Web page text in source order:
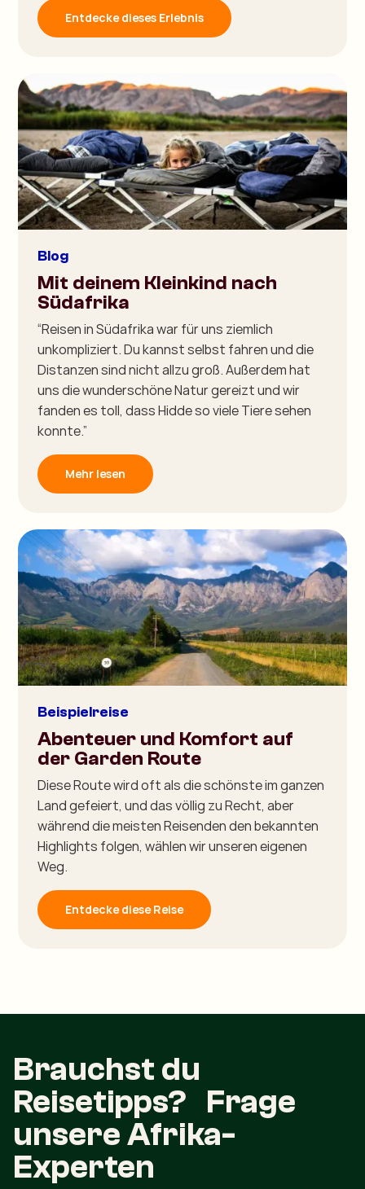
Entdecke dieses Erlebnis
Blog
Mit deinem Kleinkind nach
Südafrika
“Reisen in Südafrika war für uns ziemlich
unkompliziert. Du kannst selbst fahren und die
Distanzen sind nicht allzu groß. Außerdem hat
uns die wunderschöne Natur gereizt und wir
fanden es toll, dass Hidde so viele Tiere sehen
konnte.”
Mehr lesen
Beispielreise
Abenteuer und Komfort auf
der Garden Route
Diese Route wird oft als die schönste im ganzen
Land gefeiert, und das völlig zu Recht, aber
während die meisten Reisenden den bekannten
Highlights folgen, wählen wir unseren eigenen
Weg.
Entdecke diese Reise
Brauchst du
Reisetipps? Frage
unsere Afrika-
Experten